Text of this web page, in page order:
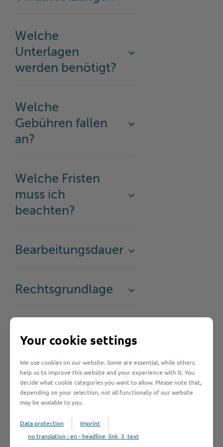
#MeinStormarn
Karrieretag
Welche
Unterlagen
werden benötigt?
Welche
Gebühren fallen
an?
Welche Fristen
muss ich
beachten?
Bearbeitungsdauer
Rechtsgrundlage
Schnelleinstieg
Seite auswählen
Your cookie settings
We use cookies on our website. Some are essential, while others
help us to improve this website and your experience with it. You
decide what cookie categories you want to allow. Please note that,
depending on your selection, not all functionaliy of our website
may be avaiable to you.
Data protection
Imprint
no translation : en - headline_link_3_text